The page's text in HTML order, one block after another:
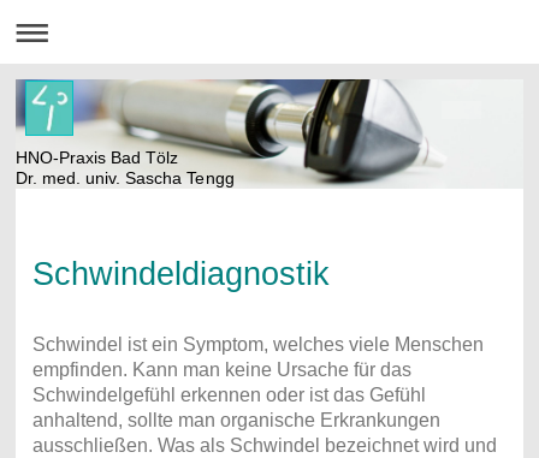
HNO-Praxis Bad Tölz
Dr. med. univ. Sascha Tengg
Schwindeldiagnostik
Schwindel ist ein Symptom, welches viele Menschen
empfinden. Kann man keine Ursache für das
Schwindelgefühl erkennen oder ist das Gefühl
anhaltend, sollte man organische Erkrankungen
ausschließen. Was als Schwindel bezeichnet wird und